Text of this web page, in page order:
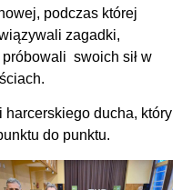
podczas której
zagadki,
swoich sił w
harcerskiego ducha, który
do punktu.